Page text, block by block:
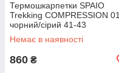
Термошкарпетки SPAIO
Trekking COMPRESSION 01
чорний/сірий 41-43
(5901282514306)
Немає в наявності
860 ₴